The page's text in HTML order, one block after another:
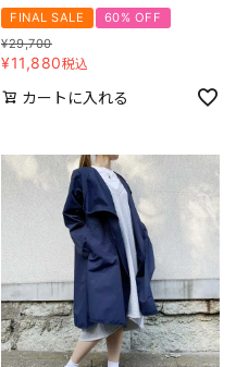
FINAL SALE
60% OFF
¥29,700
¥11,880税込
カートに入れる